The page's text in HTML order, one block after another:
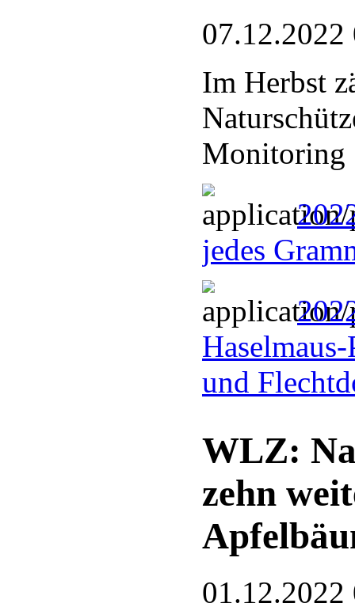
07.12.2022
Im Herbst
Monitoring
jedes
und
WLZ:
zehn
01.12.2022